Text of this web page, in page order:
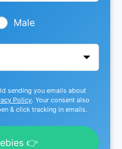
Male
sending you emails about
Policy. Your consent also
& click tracking in emails.
👉